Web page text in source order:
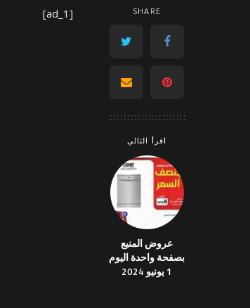
SHARE
اقرأ التالي
عروض المنيع
بصفحة واحدة اليوم
1 يونيو 2024
[ad_1]